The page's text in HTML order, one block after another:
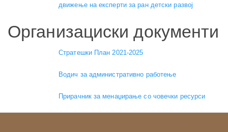
движење на експерти за ран детски развој
Организациски документи
Стратешки План 2021-2025
Водич за административно работење
Прирачник за менаџирање со човечки ресурси